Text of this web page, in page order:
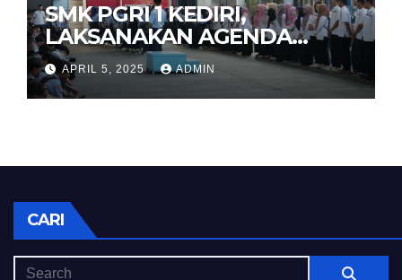
SMK PGRI 1 KEDIRI,
LAKSANAKAN AGENDA
HALAL BIHALAL
APRIL 5, 2025 ADMIN
CARI